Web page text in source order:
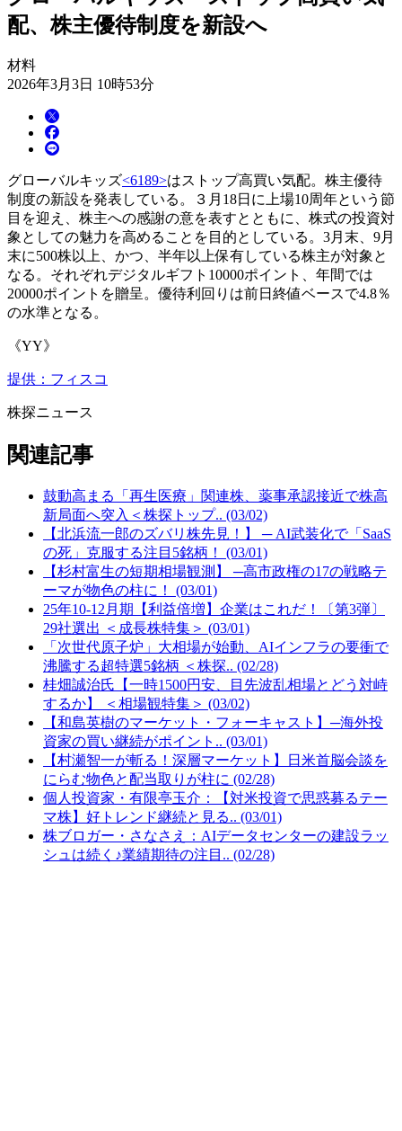
配、株主優待制度を新設へ
材料
2026年3月3日 10時53分
グローバルキッズ<6189>はストップ高買い気配。株主優待
制度の新設を発表している。３月18日に上場10周年という節
目を迎え、株主への感謝の意を表すとともに、株式の投資対
象としての魅力を高めることを目的としている。3月末、9月
末に500株以上、かつ、半年以上保有している株主が対象と
なる。それぞれデジタルギフト10000ポイント、年間では
20000ポイントを贈呈。優待利回りは前日終値ベースで4.8％
の水準となる。
《YY》
提供：フィスコ
株探ニュース
関連記事
鼓動高まる「再生医療」関連株、薬事承認接近で株高
新局面へ突入＜株探トップ.. (03/02)
【北浜流一郎のズバリ株先見！】 ─ AI武装化で「SaaS
の死」克服する注目5銘柄！ (03/01)
【杉村富生の短期相場観測】 ─高市政権の17の戦略テ
ーマが物色の柱に！ (03/01)
25年10-12月期【利益倍増】企業はこれだ！〔第3弾〕
29社選出 ＜成長株特集＞ (03/01)
「次世代原子炉」大相場が始動、AIインフラの要衝で
沸騰する超特選5銘柄 ＜株探.. (02/28)
桂畑誠治氏【一時1500円安、目先波乱相場とどう対峙
するか】 ＜相場観特集＞ (03/02)
【和島英樹のマーケット・フォーキャスト】─海外投
資家の買い継続がポイント.. (03/01)
【村瀬智一が斬る！深層マーケット】日米首脳会談を
にらむ物色と配当取りが柱に (02/28)
個人投資家・有限亭玉介：【対米投資で思惑募るテー
マ株】好トレンド継続と見る.. (03/01)
株ブロガー・さなさえ：AIデータセンターの建設ラッ
シュは続く♪業績期待の注目.. (02/28)